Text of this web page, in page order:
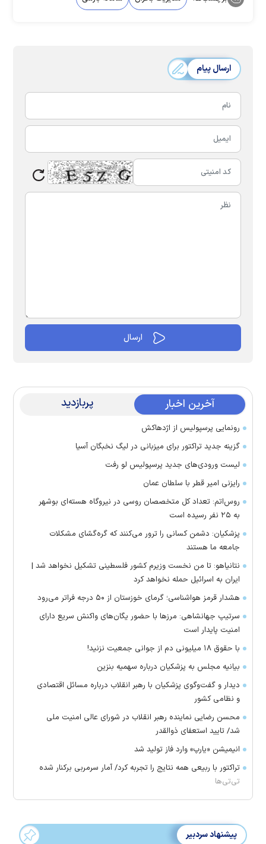
ارسال پیام
آخرین اخبار پربازدید
رونمایی پرسپولیس از اژدهاکش
گزینه جدید تراکتور برای میزبانی در لیگ نخبگان آسیا
لیست ورودی‌های جدید پرسپولیس لو رفت
رایزنی امیر قطر با سلطان عمان
روس‌اتم: تعداد کل متخصصان روسی در نیروگاه هسته‌ای بوشهر
به ۲۵ نفر رسیده است
پزشکیان: دشمن کسانی را ترور می‌کنند که گره‌گشای مشکلات
جامعه ما هستند
نتانیاهو: تا من نخست وزیرم کشور فلسطینی تشکیل نخواهد شد |
ایران به اسرائیل حمله نخواهد کرد
هشدار قرمز هواشناسی؛ گرمای خوزستان از ۵۰ درجه فراتر می‌رود
سرتیپ جهانشاهی: مرز‌ها با حضور یگان‌های واکنش سریع دارای
امنیت پایدار است
با حقوق ۱۸ میلیونی دم از جوانی جمعیت نزنید!
بیانیه مجلس به پزشکیان درباره سهمیه بنزین
دیدار و گفت‌وگوی پزشکیان با رهبر انقلاب درباره مسائل اقتصادی
و نظامی کشور
محسن رضایی نماینده رهبر انقلاب در شورای عالی امنیت ملی
شد/ تایید استعفای ذوالقدر
انیمیشن «یارپ» وارد فاز تولید شد
تراکتور با ربیعی همه نتایج را تجربه کرد/ آمار سرمربی برکنار شده
تی‌تی‌ها
پیشنهاد سردبیر